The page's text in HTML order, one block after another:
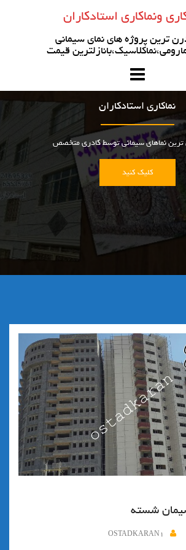
ونماکاری استادکاران
ترین پروژه های نمای سیمانی
قیمت
نماکاری استادکاران
نماهای سیمانی توسط کادری متخصص
کلیک کنید
شسته
OSTADKARAN1